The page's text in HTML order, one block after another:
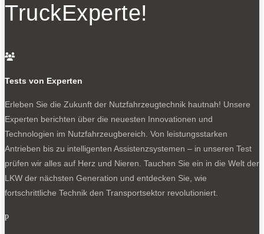
TruckExperte!

Tests von Experten
Erleben Sie die Zukunft der Nutzfahrzeugtechnik hautnah! Unsere
Experten berichten über die neuesten Innovationen und
Technologien im Nutzfahrzeugbereich. Von leistungsstarken
Antrieben bis zu intelligenten Assistenzsystemen – in unseren Test
prüfen wir alles auf Herz und Nieren. Tauchen Sie ein in die Welt der
LKW der nächsten Generation und entdecken Sie, wie
fortschrittliche Technik den Transportsektor revolutioniert.
p